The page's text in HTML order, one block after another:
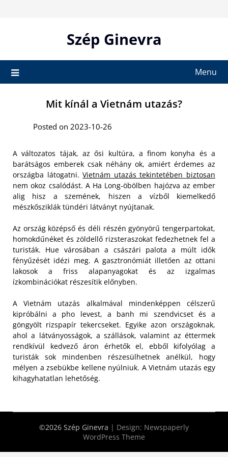
Szép Ginevra
Menu
Mit kínál a Vietnám utazás?
Posted on 2023-10-26
A változatos tájak, az ősi kultúra, a finom konyha és a
barátságos emberek csak néhány ok, amiért érdemes az
országba látogatni.Vietnám utazás tekintetében biztosan
nem okoz csalódást. A Ha Long-öbölben hajózva az ember
alig hisz a szemének, hiszen a vízből kiemelkedő
mészkősziklák tündéri látványt nyújtanak.
Az ország középső és déli részén gyönyörű tengerpartokat,
homokdűnéket és zöldellő rizsteraszokat fedezhetnek fel a
turisták. Hue városában a császári palota a múlt idők
fényűzését idézi meg. A gasztronómiát illetően az ottani
lakosok a friss alapanyagokat és az izgalmas
ízkombinációkat részesítik előnyben.
A Vietnám utazás alkalmával mindenképpen célszerű
kipróbálni a pho levest, a banh mi szendvicset és a
göngyölt rizspapír tekercseket. Egyike azon országoknak,
ahol a látványosságok, a szállások, valamint az éttermek
rendkívül kedvező áron érhetők el, ebből kifolyólag a
turisták sok mindenben részesülhetnek anélkül, hogy
mélyen a zsebükbe kellene nyúlniuk. A Vietnám utazás egy
kihagyhatatlan lehetőség.
©2026 Szép Ginevra | Design: Newspaperly
WordPress Theme